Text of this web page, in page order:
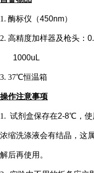
1. 酶标仪（450nm）
2. 高精度加样器及枪头：
1000uL
3. 37℃恒温箱
操作注意事项
1. 试剂盒保存在2-8℃，使
浓缩洗涤液会有结晶，这
解后再使用。